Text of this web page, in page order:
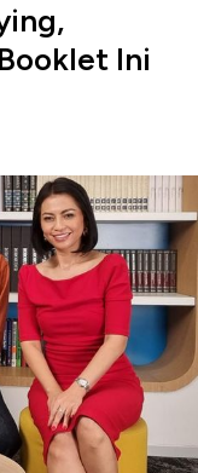
Ini